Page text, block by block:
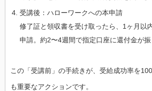
受講後：ハローワークへの本申請
修了証と領収書を受け取ったら、1ヶ月以
申請。約2〜4週間で指定口座に還付金が振
この「受講前」の手続きが、受給成功率を
も重要なアクションです。